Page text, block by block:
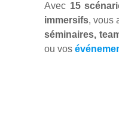
Avec 15
immersifs, vous
séminaires,
ou vos